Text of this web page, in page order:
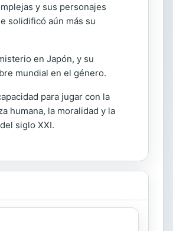
y sus personajes
solidificó aún más su
en Japón, y su
mundial en el género.
para jugar con la
humana, la moralidad y la
siglo XXI.